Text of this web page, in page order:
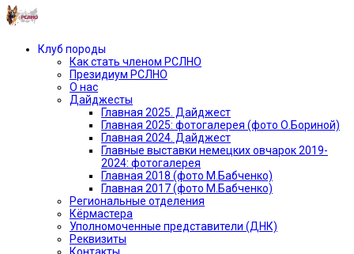
Клуб породы
Как стать членом РСЛНО
Президиум РСЛНО
О нас
Дайджесты
Главная 2025. Дайджест
Главная 2025: фотогалерея (фото О.Бориной)
Главная 2024. Дайджест
Главные выставки немецких овчарок 2019-
2024: фотогалерея
Главная 2018 (фото М.Бабченко)
Главная 2017 (фото М.Бабченко)
Региональные отделения
Кёрмастера
Уполномоченные представители (ДНК)
Реквизиты